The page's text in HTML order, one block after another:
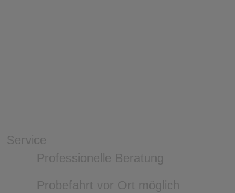
Service
Professionelle Beratung
Probefahrt vor Ort möglich